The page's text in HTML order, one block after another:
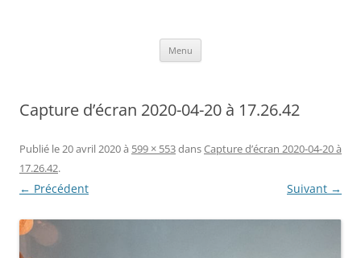
Menu
Capture d’écran 2020-04-20 à 17.26.42
Publié le20 avril 2020à 599 × 553dansCapture d’écran 2020-04-20 à
17.26.42.
← Précédent Suivant →